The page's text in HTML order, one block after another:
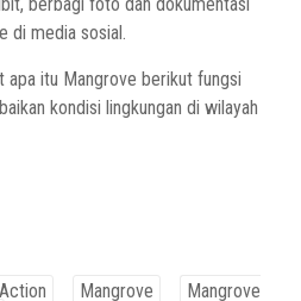
berbagi foto dan dokumentasi
di media sosial.
apa itu Mangrove berikut fungsi
kondisi lingkungan di wilayah
Mangrove
Mangrove